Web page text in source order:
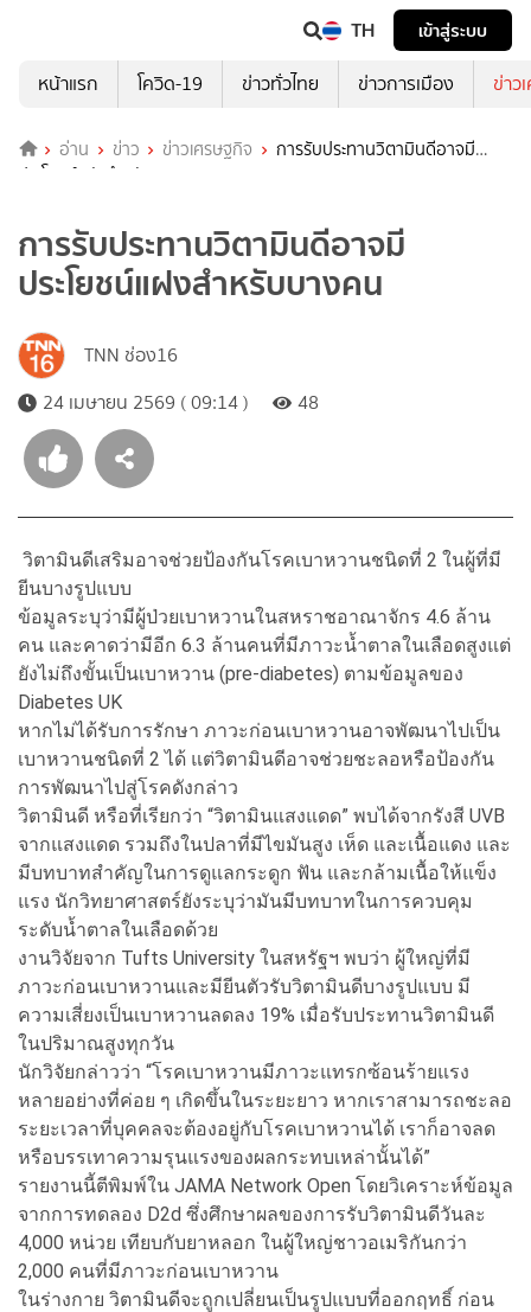
TH
เข้าสู่ระบบ
หน้าแรก
โควิด-19 ข่าวทั่วไทย ข่าวการเมือง ข่าว
อ่าน ข่าว ข่าวเศรษฐกิจ
การรับประทานวิตามินดีอาจมี
ประโยชน์แฝงสำหรับบางคน
การรับประทานวิตามินดีอาจมี
ประโยชน์แฝงสำหรับบางคน
TNN ช่อง16
24 เมษายน 2569 ( 09:14 )
48
วิตามินดีเสริมอาจช่วยป้องกันโรคเบาหวานชนิดที่ 2 ในผู้ที่มี
ยีนบางรูปแบบ
ข้อมูลระบุว่ามีผู้ป่วยเบาหวานในสหราชอาณาจักร 4.6 ล้าน
คน และคาดว่ามีอีก 6.3 ล้านคนที่มีภาวะน้ำตาลในเลือดสูงแต่
ยังไม่ถึงขั้นเป็นเบาหวาน (pre-diabetes) ตามข้อมูลของ
Diabetes UK
หากไม่ได้รับการรักษา ภาวะก่อนเบาหวานอาจพัฒนาไปเป็น
เบาหวานชนิดที่ 2 ได้ แต่วิตามินดีอาจช่วยชะลอหรือป้องกัน
การพัฒนาไปสู่โรคดังกล่าว
วิตามินดี หรือที่เรียกว่า “วิตามินแสงแดด” พบได้จากรังสี UVB
จากแสงแดด รวมถึงในปลาที่มีไขมันสูง เห็ด และเนื้อแดง และ
มีบทบาทสำคัญในการดูแลกระดูก ฟัน และกล้ามเนื้อให้แข็ง
แรง นักวิทยาศาสตร์ยังระบุว่ามันมีบทบาทในการควบคุม
ระดับน้ำตาลในเลือดด้วย
งานวิจัยจาก Tufts University ในสหรัฐฯ พบว่า ผู้ใหญ่ที่มี
ภาวะก่อนเบาหวานและมียีนตัวรับวิตามินดีบางรูปแบบ มี
ความเสี่ยงเป็นเบาหวานลดลง 19% เมื่อรับประทานวิตามินดี
ในปริมาณสูงทุกวัน
นักวิจัยกล่าวว่า “โรคเบาหวานมีภาวะแทรกซ้อนร้ายแรง
หลายอย่างที่ค่อย ๆ เกิดขึ้นในระยะยาว หากเราสามารถชะลอ
ระยะเวลาที่บุคคลจะต้องอยู่กับโรคเบาหวานได้ เราก็อาจลด
หรือบรรเทาความรุนแรงของผลกระทบเหล่านั้นได้”
รายงานนี้ตีพิมพ์ใน JAMA Network Open โดยวิเคราะห์ข้อมูล
จากการทดลอง D2d ซึ่งศึกษาผลของการรับวิตามินดีวันละ
4,000 หน่วย เทียบกับยาหลอก ในผู้ใหญ่ชาวอเมริกันกว่า
2,000 คนที่มีภาวะก่อนเบาหวาน
ในร่างกาย วิตามินดีจะถูกเปลี่ยนเป็นรูปแบบที่ออกฤทธิ์ ก่อน